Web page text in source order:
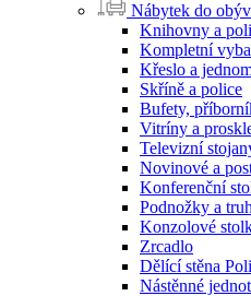
Nábytek do
Knihovny a
Kompletní
Křeslo a
Skříně a police
Bufety,
Vitríny a
Televizní
Novinové a
Konferenční
Podnožky a
Konzolové
Zrcadlo
Dělící stěna
Nástěnné